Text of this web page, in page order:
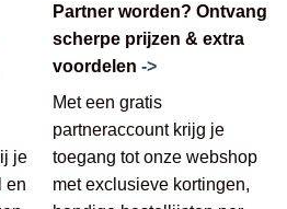
je
en
Partner worden? Ontvang
scherpe prijzen & extra
voordelen ->
Met een gratis
partneraccount krijg je
toegang tot onze webshop
met exclusieve kortingen,